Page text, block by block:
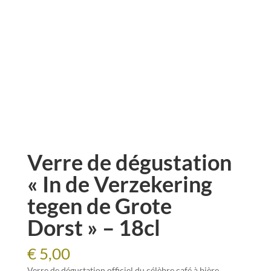
Verre de dégustation
« In de Verzekering
tegen de Grote
Dorst » – 18cl
€5,00